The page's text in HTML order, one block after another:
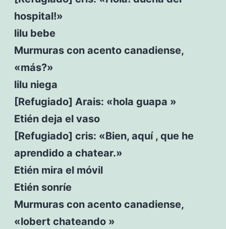
hospital!»
lilu bebe
Murmuras con acento canadiense,
«más?»
lilu niega
[Refugiado] Arais: «hola guapa »
Etién deja el vaso
[Refugiado] cris: «Bien, aquí , que he
aprendido a chatear.»
Etién mira el móvil
Etién sonríe
Murmuras con acento canadiense,
«lobert chateando »